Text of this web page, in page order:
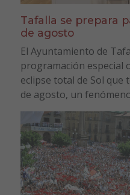
Tafalla se prepara
de agosto
El Ayuntamiento de
programación especial
eclipse total de Sol
de agosto, un